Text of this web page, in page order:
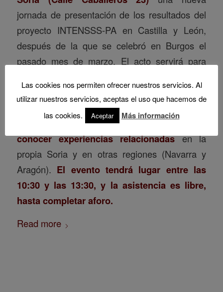
jornada de presentación de los resultados del
proyecto INTENSSS-PA en Castilla y León,
después de la que se celebró en Burgos el
pasado mes de marzo. El acto servirá para
sostenible y la gestión integrada de redes
urbanas de calor en Castilla y León”
elaboradas en el marco del proyecto, y para
conocer experiencias relacionadasen la
propia Soria y en otras regiones (Navarra y
Aragón). El evento tendrá lugar entre las
10:30 y las 13:30, y la asistencia es libre,
hasta completar aforo.
Read more
Las cookies nos permiten ofrecer nuestros servicios. Al
utilizar nuestros servicios, aceptas el uso que hacemos de
las cookies.
Aceptar Más información